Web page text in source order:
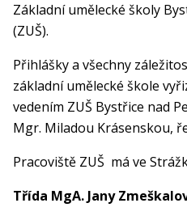
Základní umělecké školy
(ZUŠ).
Přihlášky a všechny
základní umělecké škole
vedením ZUŠ Bystřice nad
Mgr. Miladou Krásenskou,
Pracoviště ZUŠ má ve
Třída MgA. Jany